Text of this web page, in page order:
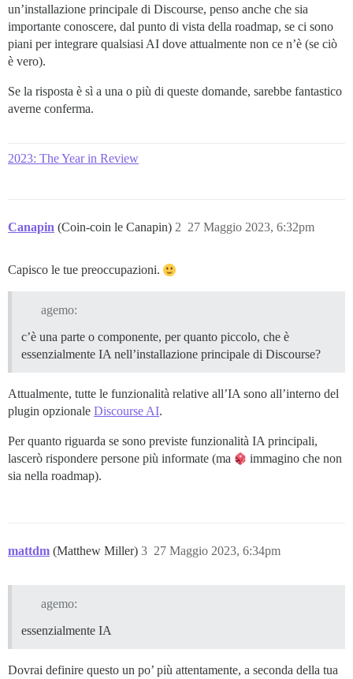
un’installazione principale di Discourse, penso anche che sia
importante conoscere, dal punto di vista della roadmap, se ci sono
piani per integrare qualsiasi AI dove attualmente non ce n’è (se ciò
è vero).
Se la risposta è sì a una o più di queste domande, sarebbe fantastico
averne conferma.
2023: The Year in Review
Canapin (Coin-coin le Canapin) 27 Maggio 2023, 6:32pm
2
Capisco le tue preoccupazioni.
agemo:
c’è una parte o componente, per quanto piccolo, che è
essenzialmente IA nell’installazione principale di Discourse?
Attualmente, tutte le funzionalità relative all’IA sono all’interno del
plugin opzionale Discourse AI.
Per quanto riguarda se sono previste funzionalità IA principali,
lascerò rispondere persone più informate (ma
immagino che non
sia nella roadmap).
mattdm (Matthew Miller) 27 Maggio 2023, 6:34pm
3
agemo:
essenzialmente IA
Dovrai definire questo un po’ più attentamente, a seconda della tua